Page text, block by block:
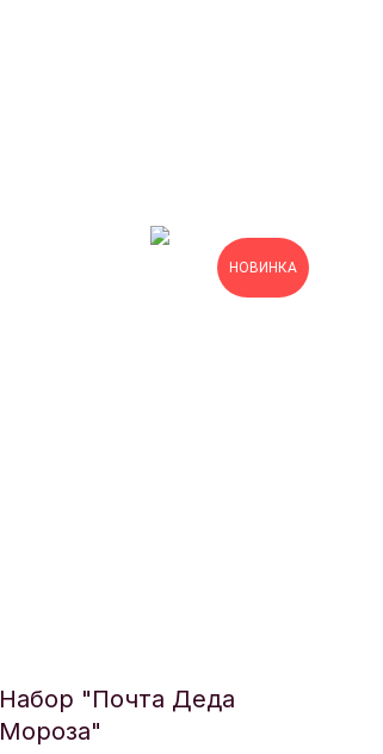
НОВИНКА
Набор "Почта Деда
Мороза"